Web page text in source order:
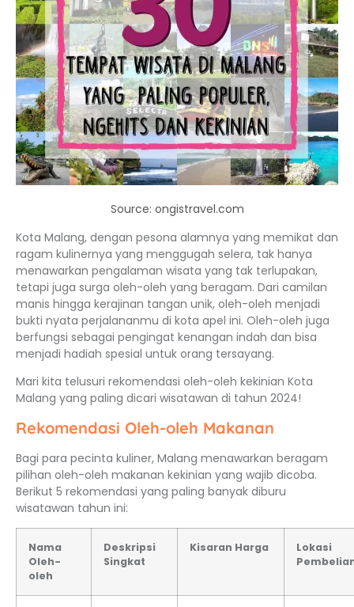
Source: ongistravel.com
Kota Malang, dengan pesona alamnya yang memikat dan
ragam kulinernya yang menggugah selera, tak hanya
menawarkan pengalaman wisata yang tak terlupakan,
tetapi juga surga oleh-oleh yang beragam. Dari camilan
manis hingga kerajinan tangan unik, oleh-oleh menjadi
bukti nyata perjalananmu di kota apel ini. Oleh-oleh juga
berfungsi sebagai pengingat kenangan indah dan bisa
menjadi hadiah spesial untuk orang tersayang.
Mari kita telusuri rekomendasi oleh-oleh kekinian Kota
Malang yang paling dicari wisatawan di tahun 2024!
Rekomendasi Oleh-oleh Makanan
Bagi para pecinta kuliner, Malang menawarkan beragam
pilihan oleh-oleh makanan kekinian yang wajib dicoba.
Berikut 5 rekomendasi yang paling banyak diburu
wisatawan tahun ini:
Nama
Oleh-
oleh
Deskripsi
Singkat
Kisaran Harga
Lokasi